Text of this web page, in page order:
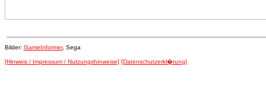
Bilder: GameInformer, Sega
[Hinweis / Impressum / Nutzungshinweise] [Datenschutzerkl�rung]